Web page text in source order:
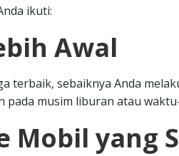
ikuti:
Awal
terbaik, sebaiknya Anda
pada musim liburan atau
Mobil yang